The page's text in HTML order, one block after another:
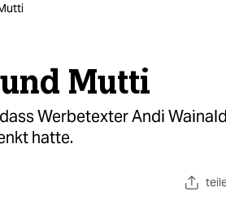
Mutti
Werbetexter Andi Wainald
hatte.